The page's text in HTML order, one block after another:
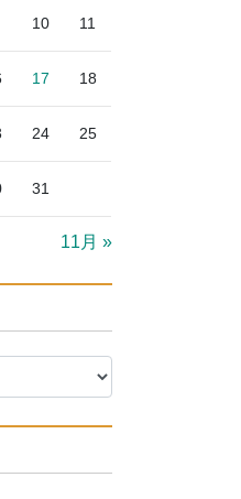
10 11
17 18
24 25
31
11月 »